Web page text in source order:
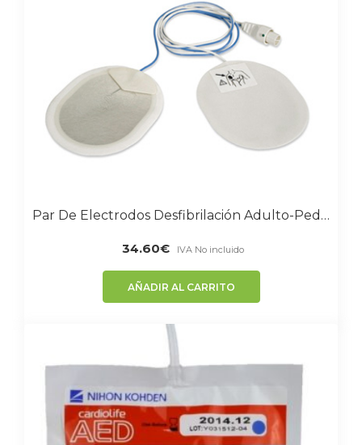
Par De Electrodos Desfibrilación Adulto-Pediátrico Compatible Con NIHON KOHDEN
34.60€ IVA No incluido
AÑADIR AL CARRITO